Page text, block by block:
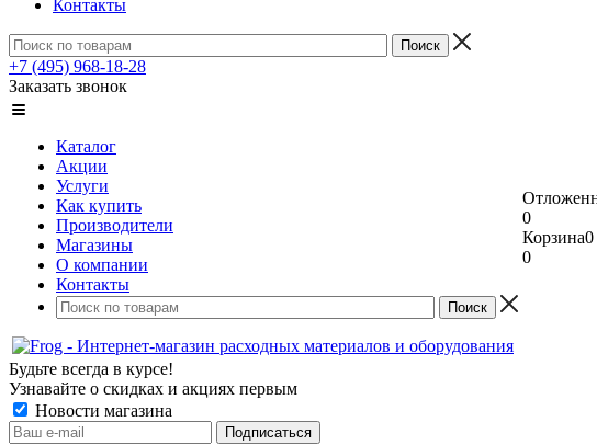
Контакты
+7 (495) 968-18-28
Заказать звонок
Каталог
Акции
Услуги
Как купить
Производители
Магазины
О компании
Контакты
0
Корзина0
0
Будьте всегда в курсе!
Узнавайте о скидках и акциях первым
Новости магазина